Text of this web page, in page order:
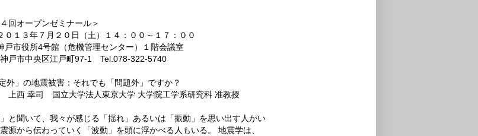
回オープンゼミナール＞
０１３年７月２０日（土）１４：００～１７：００
戸市役所4号館（危機管理センター）１階会議室
央区江戸町97-1 Tel.078-322-5740
」の地震被害：それでも「問題外」ですか？
司 国立大学法人東京大学 大学院工学系研究科 准教授
と聞いて、我々が感じる「揺れ」あるいは「振動」を思い出す人がい
源から伝わっていく「波動」を頭に浮かべる人もいる。 地震学は、